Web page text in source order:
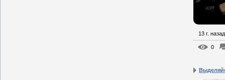
13 г. назад
0